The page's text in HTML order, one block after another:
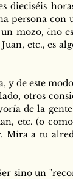
dieciséis
persona
mozo, ¿no
etc., es
y de este
otros
de la
etc. (o
Mira a tu
sino un